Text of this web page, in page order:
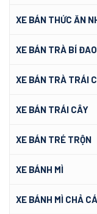
XE BÁN THỨC ĂN
XE BÁN TRÀ BÍ ĐAO
XE BÁN TRÀ TRÁI
XE BÁN TRÁI CÂY
XE BÁN TRÉ TRỘN
XE BÁNH MÌ
XE BÁNH MÌ CHẢ CÁ